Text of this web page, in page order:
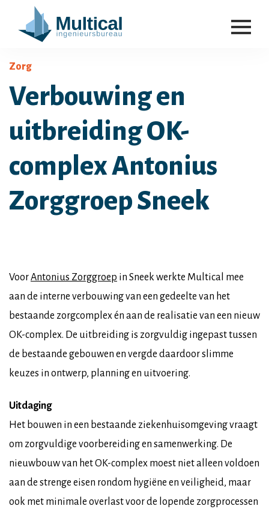
Zorg
Verbouwing en
uitbreiding OK-
complex Antonius
Zorggroep Sneek
VoorAntonius Zorggroep in Sneek werkte Multical mee
aan de interne verbouwing van een gedeelte van het
bestaande zorgcomplex én aan de realisatie van een nieuw
OK-complex. De uitbreiding is zorgvuldig ingepast tussen
de bestaande gebouwen en vergde daardoor slimme
keuzes in ontwerp, planning en uitvoering.
Uitdaging
Het bouwen in een bestaande ziekenhuisomgeving vraagt
om zorgvuldige voorbereiding en samenwerking. De
nieuwbouw van het OK-complex moest niet alleen voldoen
aan de strenge eisen rondom hygiëne en veiligheid, maar
ook met minimale overlast voor de lopende zorgprocessen